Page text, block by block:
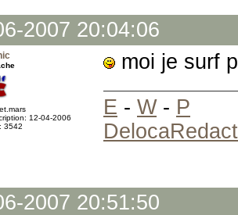
2007 20:04:06
12-04-2006
3542
moi je surf
E - W- P
2007 20:51:50